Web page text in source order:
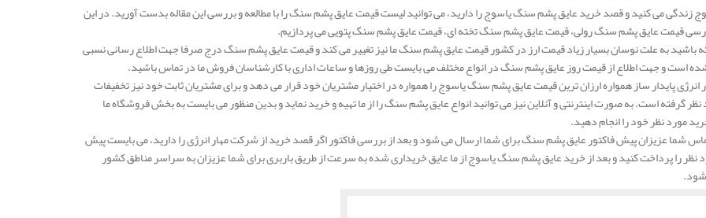
زندگی می کنید و قصد خرید عایق پشم سنگ یاسوج را دارید، می توانید لیست قیمت عایق پشم سنگ را با مطالعه و بررسی این مقاله بدست آورید. در این
قیمت عایق پشم سنگ رولی، قیمت عایق پشم سنگ تخته ای، قیمت عایق پشم سنگ پتویی می پردازیم.
باشید به علت نوسان بسیار زیاد قیمت ارز در کشور قیمت عایق پشم سنگ ما نیز تغییر می کند و قیمت عایق پشم سنگ درج صرفا جهت اطلاع رسانی نسبی
است و جهت اطلاع از قیمت روز عایق پشم سنگ در انواع مختلف می بایست طی روزها و ساعات اداری با کارشناسان فروش ما در تماس باشید.
پایدار ساز همواره ارزان ترین قیمت عایق پشم سنگ یاسوج را همواره در اختیار مشتریان خود قرار می دهد و برای مشتریان ثابت خود نیز تخفیفات
نظر گرفته است. به صورت اینترنتی و آنلاین نیز می توانید انواع عایق پشم سنگ را از ما تهیه و خرید نماید و بدین منظور می بایست به بخش فروشگاه ما
مورد نظر خود را انجام دهید.
شما عزیزان پیش فاکتور عایق پشم سنگ برای شما ارسال می شود و بعد از بررسی فاکتور اگر قصد خرید از شرکت مهار انرژی را دارید، می بایست پیش
نظر را پرداخت کنید و بعد از خرید عایق پشم سنگ یاسوجاز ما عایق خریداری شده به سرعت از طریق باربری برای شما عزیزان به سراسر مناطق کشور